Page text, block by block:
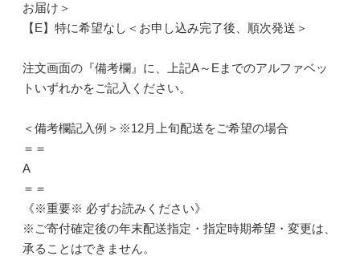
お届け＞
【E】特に希望なし＜お申し込み完了後、順次発送＞
注文画面の『備考欄』に、上記A～Eまでのアルファベッ
トいずれかをご記入ください。
＜備考欄記入例＞※12月上旬配送をご希望の場合
＝＝
A
＝＝
《※重要※ 必ずお読みください》
※ご寄付確定後の年末配送指定・指定時期希望・変更は、
承ることはできません。